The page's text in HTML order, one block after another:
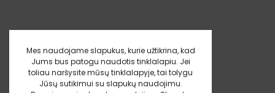
Mes naudojame slapukus, kurie užtikrina, kad
Jums bus patogu naudotis tinklalapiu. Jei
toliau naršysite mūsų tinklalapyje, tai tolygu
Jūsų sutikimui su slapukų naudojimu.